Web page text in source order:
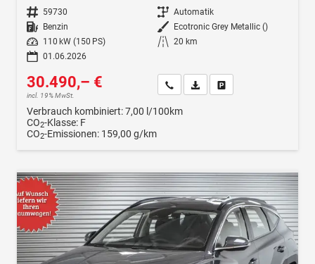
Fahrzeugnr. 59730 Getriebe Automatik
Kraftstoff Benzin Außenfarbe Ecotronic Grey Metallic ()
Leistung
110 kW (150 PS) Kilometerstand 20 km
01.06.2026
30.490,– €
incl. 19% MwSt.
Wir rufen Sie anFahrzeugexposé (PDF)
Verbrauch kombiniert:7,00 l/100km
CO2-Klasse: F
CO2-Emissionen: 159,00 g/km